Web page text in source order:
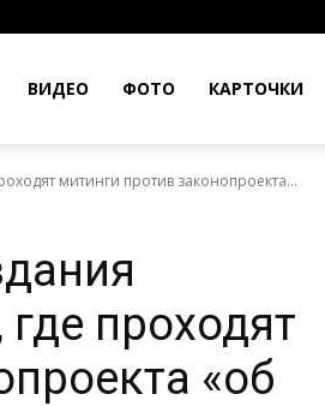
ВИДЕО ФОТО КАРТОЧКИ
митинги против законопроекта...
проходят
«об